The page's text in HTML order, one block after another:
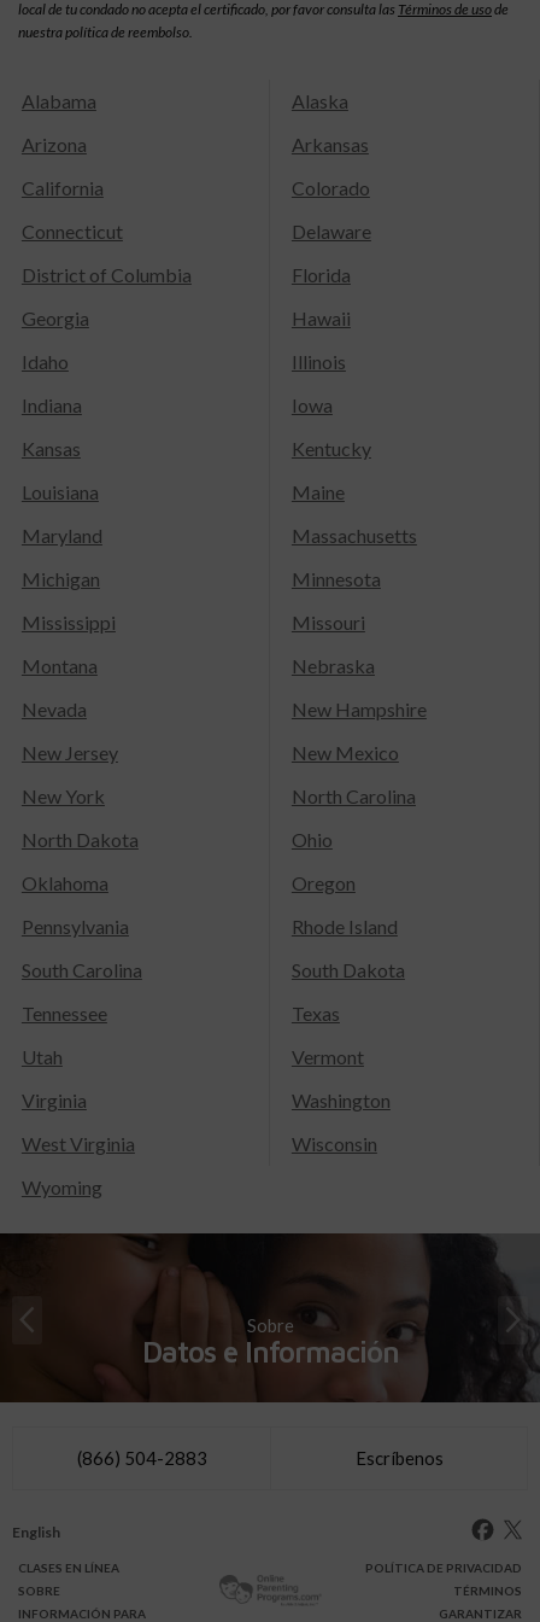
local de tu condado no acepta el certificado, por favor consulta las Términos de usode
nuestra política de reembolso.
Alabama
Alaska
Arizona
Arkansas
California
Colorado
Connecticut
Delaware
District of Columbia
Florida
Georgia
Hawaii
Idaho
Illinois
Indiana
Iowa
Kansas
Kentucky
Louisiana
Maine
Maryland
Massachusetts
Michigan
Minnesota
Mississippi
Missouri
Montana
Nebraska
Nevada
New Hampshire
New Jersey
New Mexico
New York
North Carolina
North Dakota
Ohio
Oklahoma
Oregon
Pennsylvania
Rhode Island
South Carolina
South Dakota
Tennessee
Texas
Utah
Vermont
Virginia
Washington
West Virginia
Wisconsin
Wyoming
Sobre
Datos e Información
(866) 504-2883 Escríbenos
English
CLASES EN LÍNEA
SOBRE
INFORMACIÓN PARA
POLÍTICA DE PRIVACIDAD
TÉRMINOS
GARANTIZAR